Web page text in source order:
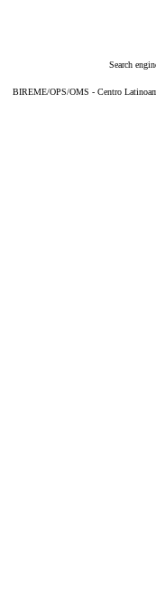
Search
BIREME/OPS/OMS - Centro